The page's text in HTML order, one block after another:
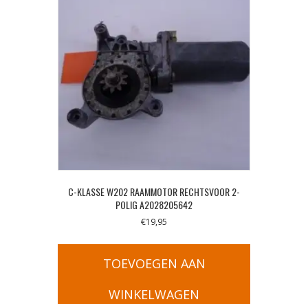
C-KLASSE W202 RAAMMOTOR RECHTSVOOR 2-
POLIG A2028205642
€19,95
TOEVOEGEN AAN
WINKELWAGEN